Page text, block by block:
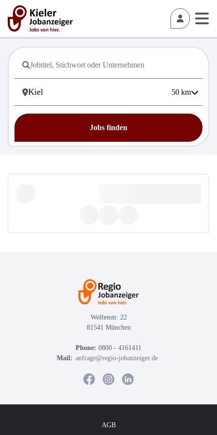
50 km
Jobs finden
Welfenstr. 22
81541 München
Phone: 0800 - 4161411
Mail: anfrage@regio-jobanzeiger.de
AGB